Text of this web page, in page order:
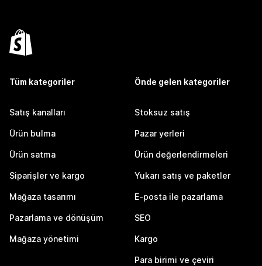
Tüm kategoriler
Satış kanalları
Ürün bulma
Ürün satma
Siparişler ve kargo
Mağaza tasarımı
Pazarlama ve dönüşüm
Mağaza yönetimi
Önde gelen kategoriler
Stoksuz satış
Pazar yerleri
Ürün değerlendirmeleri
Yukarı satış ve paketler
E-posta ile pazarlama
SEO
Kargo
Para birimi ve çeviri